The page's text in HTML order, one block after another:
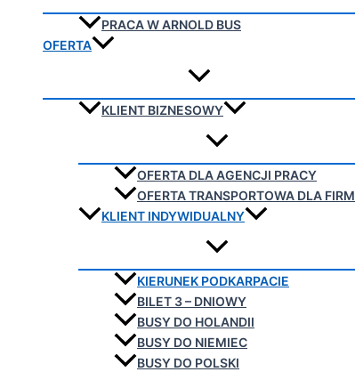
PRACA W ARNOLD BUS
OFERTA
KLIENT BIZNESOWY
OFERTA DLA AGENCJI PRACY
OFERTA TRANSPORTOWA DLA FIRM
KLIENT INDYWIDUALNY
KIERUNEK PODKARPACIE
BILET 3 – DNIOWY
BUSY DO HOLANDII
BUSY DO NIEMIEC
BUSY DO POLSKI